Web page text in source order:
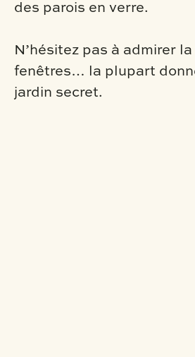
des parois en verre.
N’hésitez pas à admirer
fenêtres… la plupart
jardin secret.